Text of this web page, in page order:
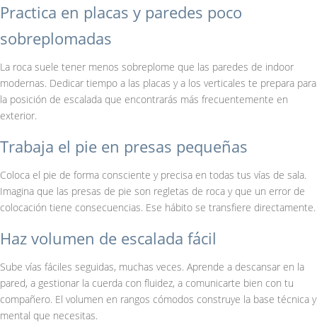
Practica en placas y paredes poco
sobreplomadas
La roca suele tener menos sobreplome que las paredes de indoor
modernas. Dedicar tiempo a las placas y a los verticales te prepara para
la posición de escalada que encontrarás más frecuentemente en
exterior.
Trabaja el pie en presas pequeñas
Coloca el pie de forma consciente y precisa en todas tus vías de sala.
Imagina que las presas de pie son regletas de roca y que un error de
colocación tiene consecuencias. Ese hábito se transfiere directamente.
Haz volumen de escalada fácil
Sube vías fáciles seguidas, muchas veces. Aprende a descansar en la
pared, a gestionar la cuerda con fluidez, a comunicarte bien con tu
compañero. El volumen en rangos cómodos construye la base técnica y
mental que necesitas.